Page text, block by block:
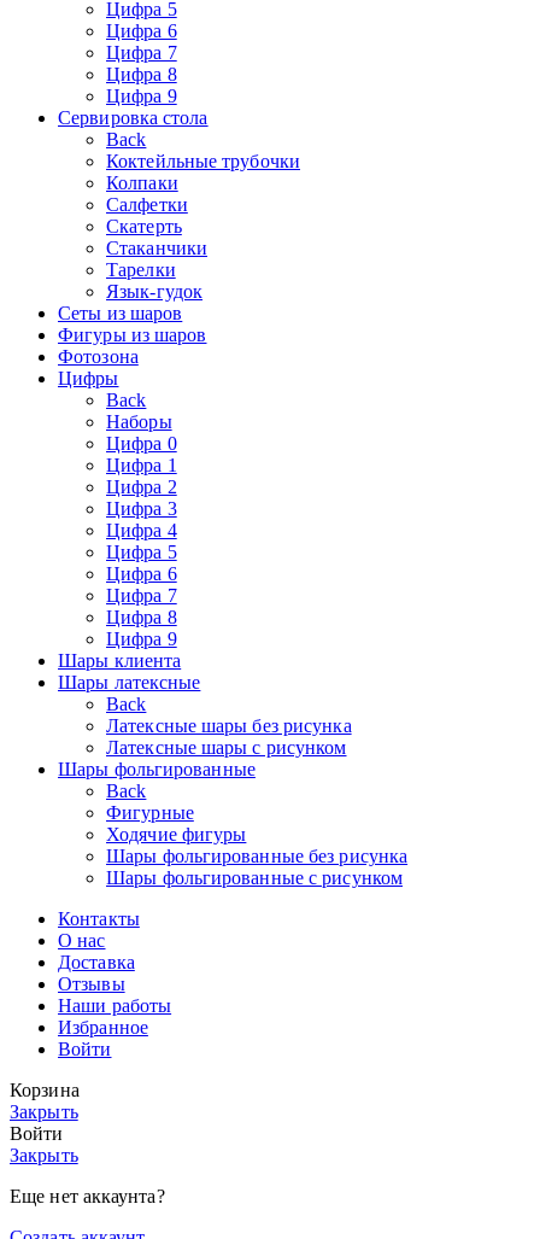
Цифра 5
Цифра 6
Цифра 7
Цифра 8
Цифра 9
Сервировка стола
Back
Коктейльные трубочки
Колпаки
Салфетки
Скатерть
Стаканчики
Тарелки
Язык-гудок
Сеты из шаров
Фигуры из шаров
Фотозона
Цифры
Back
Наборы
Цифра 0
Цифра 1
Цифра 2
Цифра 3
Цифра 4
Цифра 5
Цифра 6
Цифра 7
Цифра 8
Цифра 9
Шары клиента
Шары латексные
Back
Латексные шары без рисунка
Латексные шары с рисунком
Шары фольгированные
Back
Фигурные
Ходячие фигуры
Шары фольгированные без рисунка
Шары фольгированные с рисунком
Контакты
О нас
Доставка
Отзывы
Наши работы
Избранное
Войти
Корзина
Закрыть
Войти
Закрыть
Еще нет аккаунта?